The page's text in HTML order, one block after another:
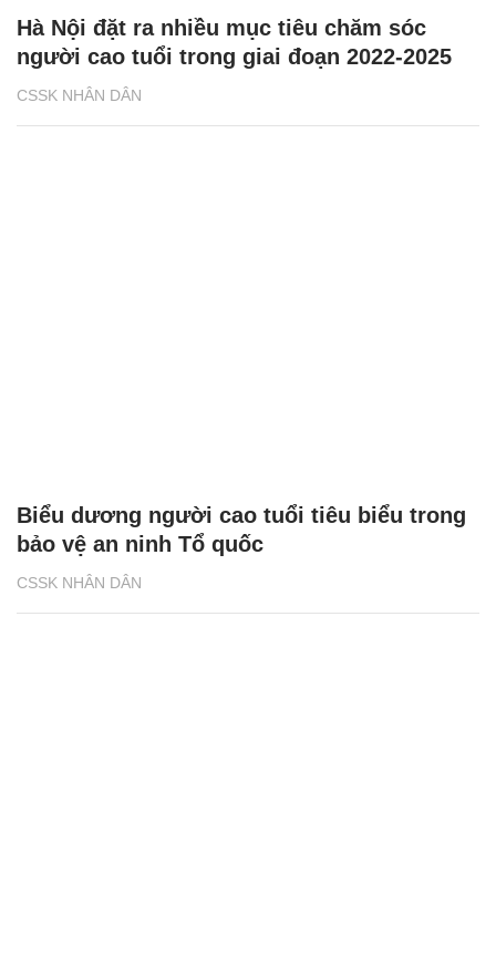
CSSK NHÂN DÂN
Hà Nội đặt ra nhiều mục tiêu chăm sóc
người cao tuổi trong giai đoạn 2022-2025
CSSK NHÂN DÂN
Biểu dương người cao tuổi tiêu biểu trong
bảo vệ an ninh Tổ quốc